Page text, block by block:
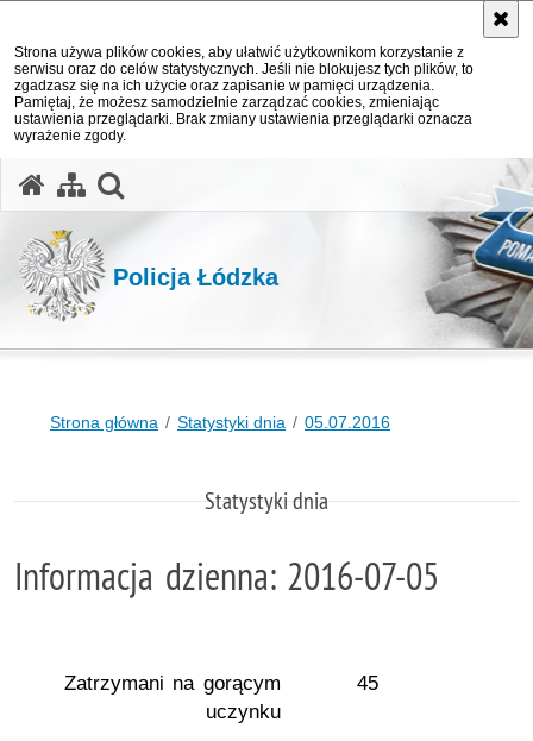
Strona używa plików cookies, aby ułatwić użytkownikom korzystanie z
serwisu oraz do celów statystycznych. Jeśli nie blokujesz tych plików, to
zgadzasz się na ich użycie oraz zapisanie w pamięci urządzenia.
Pamiętaj, że możesz samodzielnie zarządzać cookies, zmieniając
ustawienia przeglądarki. Brak zmiany ustawienia przeglądarki oznacza
wyrażenie zgody.
Policja Łódzka
Strona główna Statystyki dnia 05.07.2016
Statystyki dnia
Informacja dzienna: 2016-07-05
Zatrzymani na gorącym
uczynku
45